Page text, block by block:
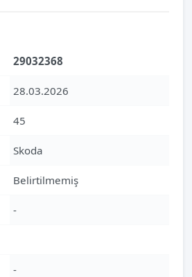
29032368
28.03.2026
45
Skoda
Belirtilmemiş
-
-